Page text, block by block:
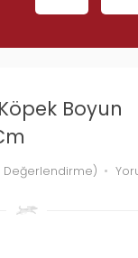
Boyun
Değerlendirme)